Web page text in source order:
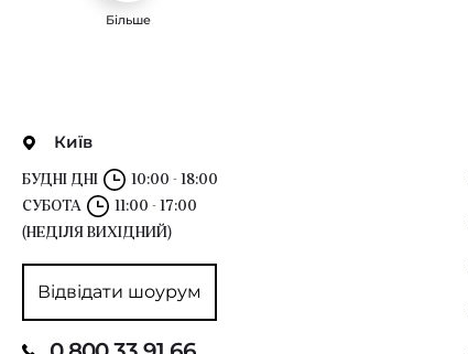
Більше
Київ
БУДНІ ДНІ
10:00 - 18:00
СУБОТА
11:00 - 17:00
(НЕДІЛЯ ВИХІДНИЙ)
Відвідати шоурум